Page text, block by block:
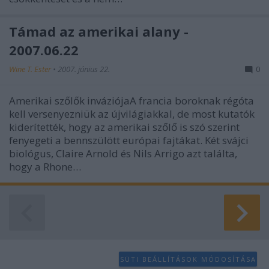
Támad az amerikai alany -
2007.06.22
Wine T. Ester • 2007. június 22. 0
Amerikai szőlők inváziójaA francia boroknak régóta
kell versenyezniük az újvilágiakkal, de most kutatók
kiderítették, hogy az amerikai szőlő is szó szerint
fenyegeti a bennszülött európai fajtákat. Két svájci
biológus, Claire Arnold és Nils Arrigo azt találta,
hogy a Rhone…
SÜTI BEÁLLÍTÁSOK MÓDOSÍTÁSA